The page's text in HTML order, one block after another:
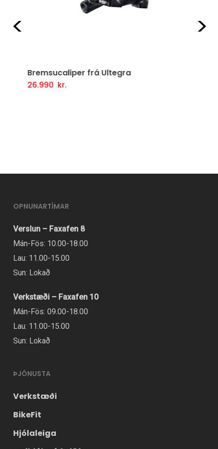
Bremsucaliper frá Ultegra
26.990 kr.
Setja Í Körfu
OPNUNARTÍMAR
Verslun – Faxafen 8
Mán-Fös: 10.00-18.00
Lau: 11.00-15.00
Sun: Lokað
Verkstæði – Faxafen 10
Mán-Fös: 09.00-18.00
Lau: 11.00-15.00
Sun: Lokað
ÞJÓNUSTA
Verkstæði
BikeFit
Hjólaleiga